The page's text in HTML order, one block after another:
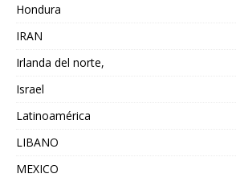
Hondura
IRAN
Irlanda del norte,
Israel
Latinoamérica
LIBANO
MEXICO